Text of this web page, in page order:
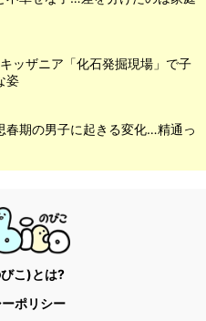
ッザニア「化石発掘現場」で子
姿
春期の男子に起きる変化…精通っ
こ)とは?
ポリシー